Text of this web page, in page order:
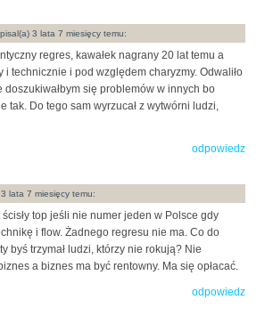
3 lata 7 miesięcy temu:
regres, kawałek nagrany 20 lat temu a
i technicznie i pod względem charyzmy. Odwaliło
doszukiwałbym się problemów w innych bo
tak. Do tego sam wyrzucał z wytwórni ludzi,
odpowiedz
lata 7 miesięcy temu:
ścisły top jeśli nie numer jeden w Polsce gdy
i flow. Żadnego regresu nie ma. Co do
byś trzymał ludzi, którzy nie rokują? Nie
a biznes ma być rentowny. Ma się opłacać.
odpowiedz